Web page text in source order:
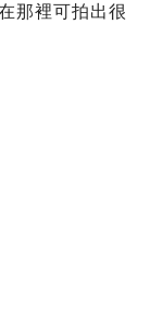
那裡可拍出很